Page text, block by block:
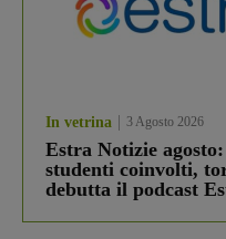
In vetrina 3 Agosto 2026
Estra Notizie
studenti coinvolti,
debutta il podcast